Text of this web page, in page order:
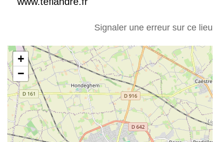
Signaler une erreur sur ce lieu
+
−